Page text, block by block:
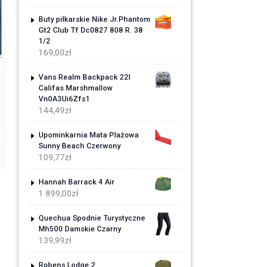
Buty piłkarskie Nike Jr.Phantom
Gt2 Club Tf Dc0827 808 R. 38
1/2
169,00zł
Vans Realm Backpack 22l
Califas Marshmallow
Vn0A3Ui6Zfs1
144,49zł
Upominkarnia Mata Plażowa
Sunny Beach Czerwony
109,77zł
Hannah Barrack 4 Air
1 899,00zł
Quechua Spodnie Turystyczne
Mh500 Damskie Czarny
139,99zł
Robens Lodge 2